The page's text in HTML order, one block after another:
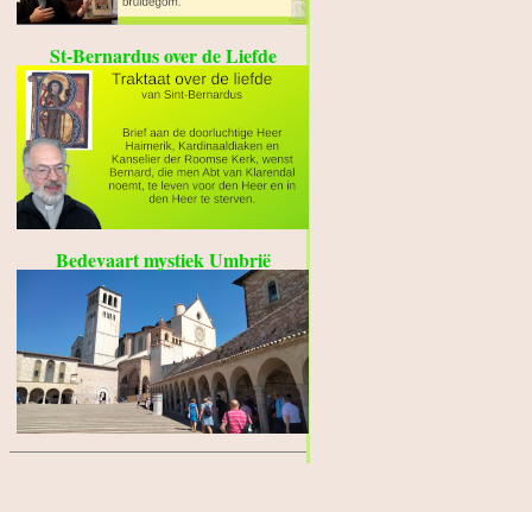
St-Bernardus over de Liefde
Bedevaart mystiek Umbrië